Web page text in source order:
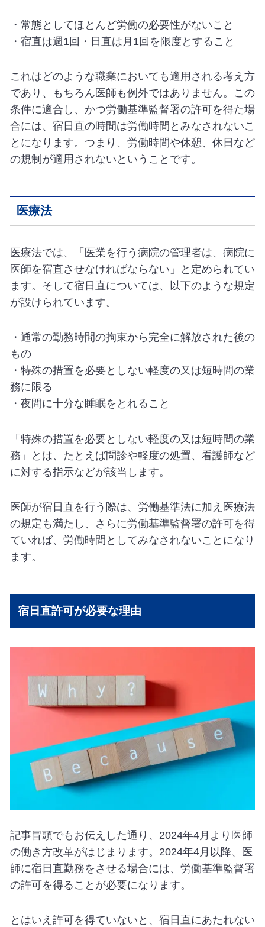
・常態としてほとんど労働の必要性がないこと
・宿直は週1回・日直は月1回を限度とすること
これはどのような職業においても適用される考え方
であり、もちろん医師も例外ではありません。この
条件に適合し、かつ労働基準監督署の許可を得た場
合には、宿日直の時間は労働時間とみなされないこ
とになります。つまり、労働時間や休憩、休日など
の規制が適用されないということです。
医療法
医療法では、「医業を行う病院の管理者は、病院に
医師を宿直させなければならない」と定められてい
ます。そして宿日直については、以下のような規定
が設けられています。
・通常の勤務時間の拘束から完全に解放された後の
もの
・特殊の措置を必要としない軽度の又は短時間の業
務に限る
・夜間に十分な睡眠をとれること
「特殊の措置を必要としない軽度の又は短時間の業
務」とは、たとえば問診や軽度の処置、看護師など
に対する指示などが該当します。
医師が宿日直を行う際は、労働基準法に加え医療法
の規定も満たし、さらに労働基準監督署の許可を得
ていれば、労働時間としてみなされないことになり
ます。
宿日直許可が必要な理由
記事冒頭でもお伝えした通り、2024年4月より医師
の働き方改革がはじまります。2024年4月以降、医
師に宿日直勤務をさせる場合には、労働基準監督署
の許可を得ることが必要になります。
とはいえ許可を得ていないと、宿日直にあたれない